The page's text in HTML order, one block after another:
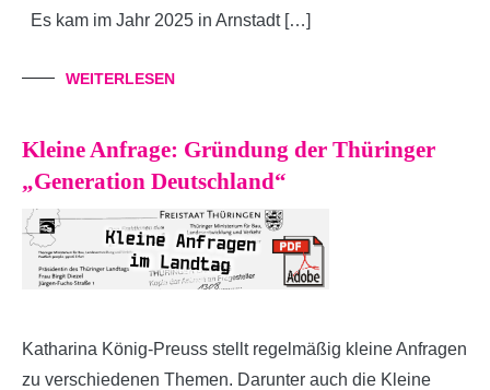
Es kam im Jahr 2025 in Arnstadt […]
WEITERLESEN
Kleine Anfrage: Gründung der Thüringer
„Generation Deutschland“
Katharina König-Preuss stellt regelmäßig kleine Anfragen
zu verschiedenen Themen. Darunter auch die Kleine